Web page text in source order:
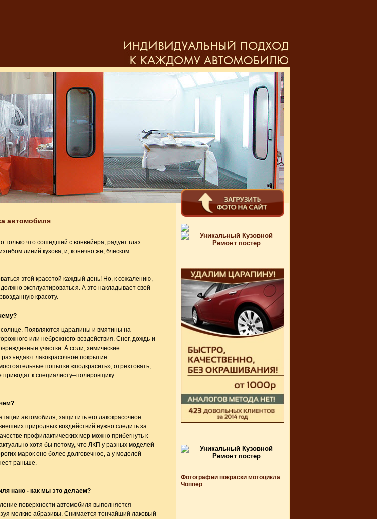
автомобиля
только что сошедший с конвейера, радует глаз
линий кузова, и, конечно же, блеском
этой красотой каждый день! Но, к сожалению,
эксплуатироваться. А это накладывает свой
красоту.
солнце. Появляются царапины и вмятины на
или небрежного воздействия. Снег, дождь и
участки. А соли, химические
лакокрасочное покрытие
попытки «подкрасить», отрехтовать,
приводят к специалисту–полировщику.
автомобиля, защитить его лакокрасочное
природных воздействий нужно следить за
профилактических мер можно прибегнуть к
хотя бы потому, что ЛКП у разных моделей
марок оно более долговечное, а у моделей
раньше.
нано - как мы это делаем?
поверхности автомобиля выполняется
мелкие абразивы. Снимается тончайший лаковый
Фотографии покраски мотоцикла
Чоппер